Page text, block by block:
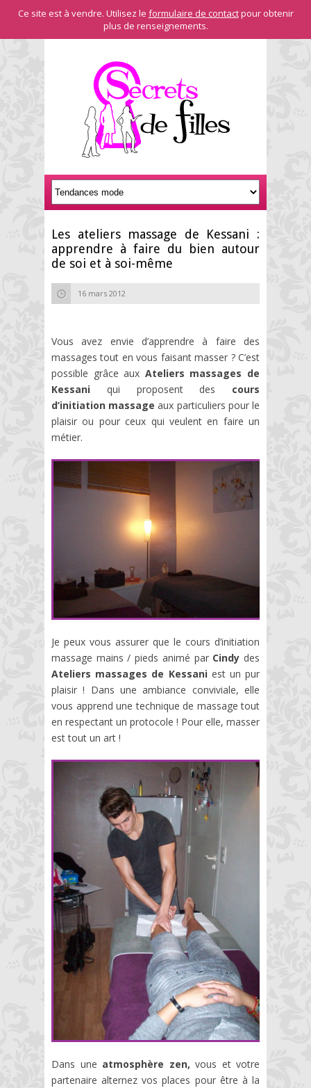
Ce site est à vendre. Utilisez le formulaire de contactpour obtenir
plus de renseignements.
Les ateliers massage de Kessani :
apprendre à faire du bien autour
de soi et à soi-même
16 mars 2012
Vous avez envie d’apprendre à faire des
massages tout en vous faisant masser ? C’est
possible grâce aux Ateliers massages de
Kessani qui proposent des cours
d’initiation massage aux particuliers pour le
plaisir ou pour ceux qui veulent en faire un
métier.
Je peux vous assurer que le cours d’initiation
massage mains / pieds animé par Cindy des
Ateliers massages de Kessani est un pur
plaisir ! Dans une ambiance conviviale, elle
vous apprend une technique de massage tout
en respectant un protocole ! Pour elle, masser
est tout un art !
Dans une atmosphère zen, vous et votre
partenaire alternez vos places pour être à la